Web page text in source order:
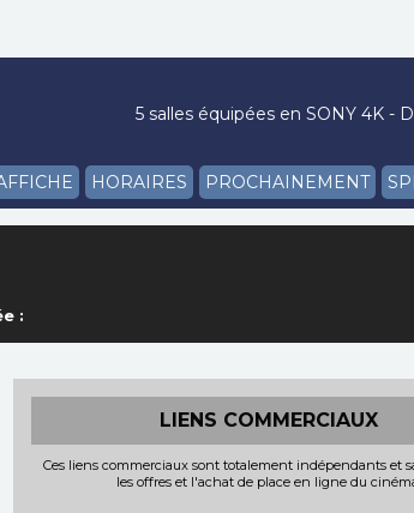
HORAIRES PROCHAINEMENT
5 salles équipées en SONY 4K -
:
LIENS COMMERCIAUX
Ces liens commerciaux sont totalement indépendants et
les offres et l'achat de place en ligne du